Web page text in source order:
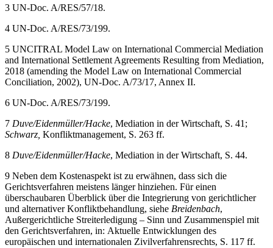
3 UN-Doc. A/RES/57/18.
4 UN-Doc. A/RES/73/199.
5 UNCITRAL Model Law on International Commercial Mediation
and International Settlement Agreements Resulting from Mediation,
2018 (amending the Model Law on International Commercial
Conciliation, 2002), UN-Doc. A/73/17, Annex II.
6 UN-Doc. A/RES/73/199.
7 Duve/Eidenmüller/Hacke, Mediation in der Wirtschaft, S. 41;
Schwarz, Konfliktmanagement, S. 263 ff.
8 Duve/Eidenmüller/Hacke, Mediation in der Wirtschaft, S. 44.
9 Neben dem Kostenaspekt ist zu erwähnen, dass sich die
Gerichtsverfahren meistens länger hinziehen. Für einen
überschaubaren Überblick über die Integrierung von gerichtlicher
und alternativer Konfliktbehandlung, siehe Breidenbach,
Außergerichtliche Streiterledigung – Sinn und Zusammenspiel mit
den Gerichtsverfahren, in: Aktuelle Entwicklungen des
europäischen und internationalen Zivilverfahrensrechts, S. 117 ff.